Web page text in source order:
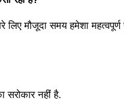
मौजूदा समय हमेशा
सरोकार नहीं है.